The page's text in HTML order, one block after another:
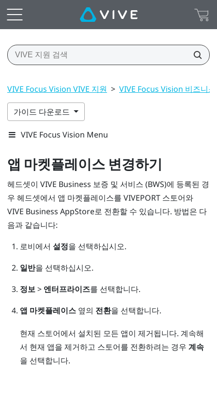
VIVE Focus Vision VIVE 지원 > VIVE Focus Vision 비즈니
가이드 다운로드
VIVE Focus Vision Menu
앱 마켓플레이스 변경하기
헤드셋이 VIVE Business 보증 및 서비스 (BWS)에 등록된 경
우 헤드셋에서 앱 마켓플레이스를 VIVEPORT 스토어와
VIVE Business AppStore로 전환할 수 있습니다. 방법은 다
음과 같습니다:
로비에서 설정을 선택하십시오.
일반을 선택하십시오.
정보> 엔터프라이즈를 선택합니다.
앱 마켓플레이스옆의 전환을 선택합니다.
현재 스토어에서 설치된 모든 앱이 제거됩니다. 계속해
서 현재 앱을 제거하고 스토어를 전환하려는 경우 계속
을 선택합니다.